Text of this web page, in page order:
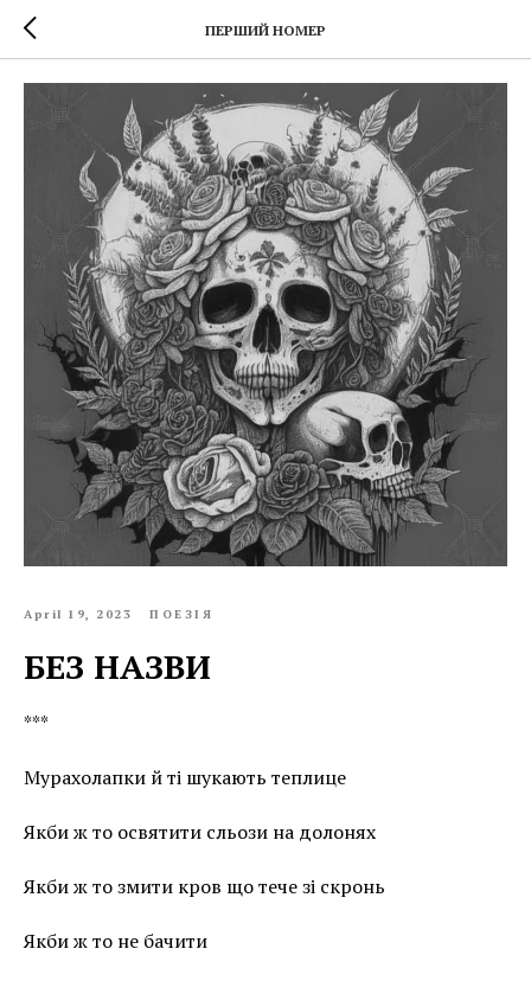
ПЕРШИЙ НОМЕР
April 19, 2023 ПОЕЗІЯ
БЕЗ НАЗВИ
***
Мурахолапки й ті шукають теплице
Якби ж то освятити сльози на долонях
Якби ж то змити кров що тече зі скронь
Якби ж то не бачити